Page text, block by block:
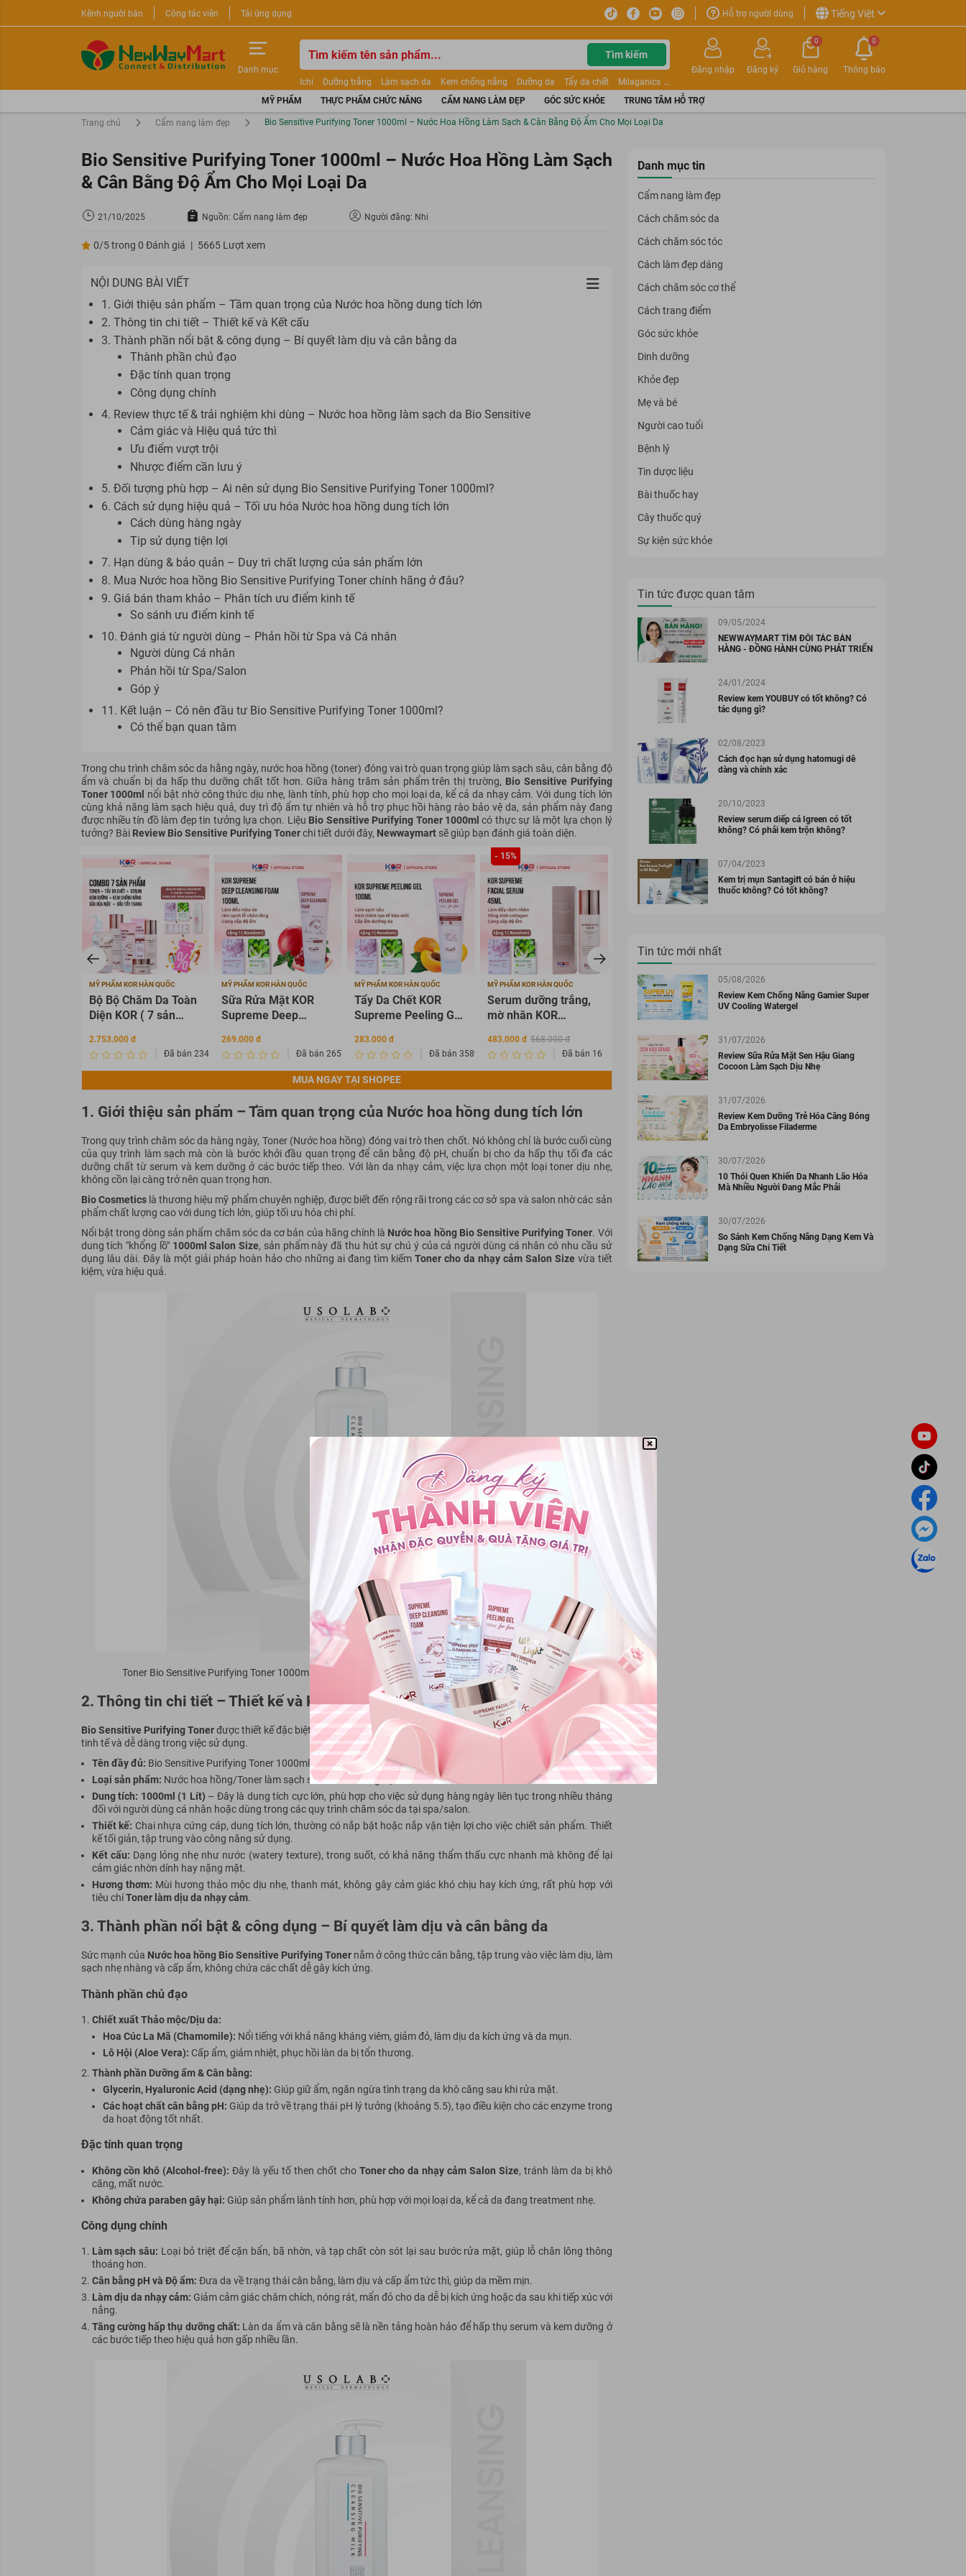
Kênh người bán Cộng tác viên Tải ứng dụng Hỗ trợ người dùng Tiếng Việt
Danh mục
Tìm kiếm
Ichi Dưỡng trắng Làm sạch da Kem chống nắng Dưỡng da Tẩy da chết
Milaganics
Nước tẩy trang
Kem trang điểm Dưỡng trắng Dior Mỹ phẩm Mặt nạ
Tinh chất
Sữa rửa mặt
Đăng nhập Đăng ký
0
Giỏ hàng Thông báo
0
MỸ PHẨM THỰC PHẨM CHỨC NĂNG CẨM NANG LÀM ĐẸP GÓC SỨC KHỎE TRUNG TÂM HỖ TRỢ
Trang chủ Cẩm nang làm đẹp Bio Sensitive Purifying Toner 1000ml – Nước Hoa Hồng Làm Sạch & Cân Bằng Độ Ẩm Cho Mọi Loại Da
Bio Sensitive Purifying Toner 1000ml – Nước Hoa Hồng Làm Sạch
& Cân Bằng Độ Ẩm Cho Mọi Loại Da
21/10/2025 Nguồn: Cẩm nang làm đẹp Người đăng: Nhi
0/5 trong 0 Đánh giá | 5665 Lượt xem
NỘI DUNG BÀI VIẾT
1. Giới thiệu sản phẩm – Tầm quan trọng của Nước hoa hồng dung tích lớn
2. Thông tin chi tiết – Thiết kế và Kết cấu
3. Thành phần nổi bật & công dụng – Bí quyết làm dịu và cân bằng da
Thành phần chủ đạo
Đặc tính quan trọng
Công dụng chính
4. Review thực tế & trải nghiệm khi dùng – Nước hoa hồng làm sạch da Bio Sensitive
Cảm giác và Hiệu quả tức thì
Ưu điểm vượt trội
Nhược điểm cần lưu ý
5. Đối tượng phù hợp – Ai nên sử dụng Bio Sensitive Purifying Toner 1000ml?
6. Cách sử dụng hiệu quả – Tối ưu hóa Nước hoa hồng dung tích lớn
Cách dùng hàng ngày
Tip sử dụng tiện lợi
7. Hạn dùng & bảo quản – Duy trì chất lượng của sản phẩm lớn
8. Mua Nước hoa hồng Bio Sensitive Purifying Toner chính hãng ở đâu?
9. Giá bán tham khảo – Phân tích ưu điểm kinh tế
So sánh ưu điểm kinh tế
10. Đánh giá từ người dùng – Phản hồi từ Spa và Cá nhân
Người dùng Cá nhân
Phản hồi từ Spa/Salon
Góp ý
11. Kết luận – Có nên đầu tư Bio Sensitive Purifying Toner 1000ml?
Có thể bạn quan tâm
Trong chu trình chăm sóc da hằng ngày, nước hoa hồng (toner) đóng vai trò quan trọng giúp làm sạch sâu, cân bằng độ
ẩm và chuẩn bị da hấp thu dưỡng chất tốt hơn. Giữa hàng trăm sản phẩm trên thị trường, Bio Sensitive Purifying
Toner 1000ml nổi bật nhờ công thức dịu nhẹ, lành tính, phù hợp cho mọi loại da, kể cả da nhạy cảm. Với dung tích lớn
cùng khả năng làm sạch hiệu quả, duy trì độ ẩm tự nhiên và hỗ trợ phục hồi hàng rào bảo vệ da, sản phẩm này đang
được nhiều tín đồ làm đẹp tin tưởng lựa chọn. Liệu Bio Sensitive Purifying Toner 1000ml có thực sự là một lựa chọn lý
tưởng? Bài Review Bio Sensitive Purifying Tonerchi tiết dưới đây, Newwaymartsẽ giúp bạn đánh giá toàn diện.
MỸ PHẨM KOR HÀN QUỐC
Bộ Bộ Chăm Da Toàn
Diện KOR ( 7 sản
2.753.000 đ
Đã bán 2345675
MỸ PHẨM KOR HÀN QUỐC
Sữa Rửa Mặt KOR
Supreme Deep
100ml
269.000 đ
Đã bán 2657268
MỸ PHẨM KOR HÀN QUỐC
Tẩy Da Chết KOR
Supreme Peeling Gel
283.000 đ
Đã bán 3589875
- 15%
MỸ PHẨM KOR HÀN QUỐC
Serum dưỡng trắng,
mờ nhăn KOR
SERUM Hàn Quốc
45ml
483.000 đ 568.000 đ
Đã bán 16
MỸ PHẨM KOR HÀN QUỐC
Toner cấp ẩm, dưỡng
da chuyên sâu KOR
TONER Hàn Quốc
120ml
469.000 đ
Đã bán 9
MỸ PHẨM KOR HÀN QUỐC
Kem dưỡng da KOR
SUPREME FACIAL
50ml
555.000 đ
Đã bán 11
MUA NGAY TẠI SHOPEE
1. Giới thiệu sản phẩm – Tầm quan trọng của Nước hoa hồng dung tích lớn
Trong quy trình chăm sóc da hàng ngày, Toner (Nước hoa hồng) đóng vai trò then chốt. Nó không chỉ là bước cuối cùng
của quy trình làm sạch mà còn là bước khởi đầu quan trọng để cân bằng độ pH, chuẩn bị cho da hấp thụ tối đa các
dưỡng chất từ serum và kem dưỡng ở các bước tiếp theo. Với làn da nhạy cảm, việc lựa chọn một loại toner dịu nhẹ,
không cồn lại càng trở nên quan trọng hơn.
Bio Cosmeticslà thương hiệu mỹ phẩm chuyên nghiệp, được biết đến rộng rãi trong các cơ sở spa và salon nhờ các sản
phẩm chất lượng cao với dung tích lớn, giúp tối ưu hóa chi phí.
Nổi bật trong dòng sản phẩm chăm sóc da cơ bản của hãng chính là Nước hoa hồng Bio Sensitive Purifying Toner. Với
dung tích "khổng lồ" 1000ml Salon Size, sản phẩm này đã thu hút sự chú ý của cả người dùng cá nhân có nhu cầu sử
dụng lâu dài. Đây là một giải pháp hoàn hảo cho những ai đang tìm kiếm Toner cho da nhạy cảm Salon Size vừa tiết
kiệm, vừa hiệu quả.
Toner Bio Sensitive Purifying Toner 1000ml giúp làm sạch sâu, cân bằng độ ẩm và làm dịu da hiệu quả
2. Thông tin chi tiết – Thiết kế và Kết cấu
Bio Sensitive Purifying Tonerđược thiết kế đặc biệt để phục vụ nhu cầu làm đẹp chuyên nghiệp, nhưng vẫn đảm bảo sự
tinh tế và dễ dàng trong việc sử dụng.
Tên đầy đủ: Bio Sensitive Purifying Toner 1000ml Salon Size.
Loại sản phẩm: Nước hoa hồng/Toner làm sạch sâu và cân bằng độ ẩm.
Dung tích: 1000ml (1 Lít) – Đây là dung tích cực lớn, phù hợp cho việc sử dụng hàng ngày liên tục trong nhiều tháng
đối với người dùng cá nhân hoặc dùng trong các quy trình chăm sóc da tại spa/salon.
Thiết kế: Chai nhựa cứng cáp, dung tích lớn, thường có nắp bật hoặc nắp vặn tiện lợi cho việc chiết sản phẩm. Thiết
kế tối giản, tập trung vào công năng sử dụng.
Kết cấu: Dạng lỏng nhẹ như nước (watery texture), trong suốt, có khả năng thẩm thấu cực nhanh mà không để lại
cảm giác nhờn dính hay nặng mặt.
Hương thơm: Mùi hương thảo mộc dịu nhẹ, thanh mát, không gây cảm giác khó chịu hay kích ứng, rất phù hợp với
tiêu chíToner làm dịu da nhạy cảm.
3. Thành phần nổi bật & công dụng – Bí quyết làm dịu và cân bằng da
Sức mạnh của Nước hoa hồng Bio Sensitive Purifying Tonernằm ở công thức cân bằng, tập trung vào việc làm dịu, làm
sạch nhẹ nhàng và cấp ẩm, không chứa các chất dễ gây kích ứng.
Thành phần chủ đạo
Chiết xuất Thảo mộc/Dịu da:
Hoa Cúc La Mã (Chamomile): Nổi tiếng với khả năng kháng viêm, giảm đỏ, làm dịu da kích ứng và da mụn.
Lô Hội (Aloe Vera): Cấp ẩm, giảm nhiệt, phục hồi làn da bị tổn thương.
Thành phần Dưỡng ẩm & Cân bằng:
Glycerin, Hyaluronic Acid (dạng nhẹ): Giúp giữ ẩm, ngăn ngừa tình trạng da khô căng sau khi rửa mặt.
Các hoạt chất cân bằng pH: Giúp da trở về trạng thái pH lý tưởng (khoảng 5.5), tạo điều kiện cho các enzyme trong
da hoạt động tốt nhất.
Đặc tính quan trọng
Không cồn khô (Alcohol-free): Đây là yếu tố then chốt cho Toner cho da nhạy cảm Salon Size, tránh làm da bị khô
căng, mất nước.
Không chứa paraben gây hại: Giúp sản phẩm lành tính hơn, phù hợp với mọi loại da, kể cả da đang treatment nhẹ.
Công dụng chính
Làm sạch sâu: Loại bỏ triệt để cặn bẩn, bã nhờn, và tạp chất còn sót lại sau bước rửa mặt, giúp lỗ chân lông thông
thoáng hơn.
Cân bằng pH và Độ ẩm: Đưa da về trạng thái cân bằng, làm dịu và cấp ẩm tức thì, giúp da mềm mịn.
Làm dịu da nhạy cảm: Giảm cảm giác châm chích, nóng rát, mẩn đỏ cho da dễ bị kích ứng hoặc da sau khi tiếp xúc với
nắng.
Tăng cường hấp thụ dưỡng chất: Làn da ẩm và cân bằng sẽ là nền tảng hoàn hảo để hấp thụ serum và kem dưỡng ở
các bước tiếp theo hiệu quả hơn gấp nhiều lần.
Danh mục tin
Cẩm nang làm đẹp
Cách chăm sóc da
Cách chăm sóc tóc
Cách làm đẹp dáng
Cách chăm sóc cơ thể
Cách trang điểm
Góc sức khỏe
Dinh dưỡng
Khỏe đẹp
Mẹ và bé
Người cao tuổi
Bệnh lý
Tin dược liệu
Bài thuốc hay
Cây thuốc quý
Sự kiện sức khỏe
Tin tức được quan tâm
09/05/2024
NEWWAYMART TÌM ĐỐI TÁC BÁN
HÀNG - ĐỒNG HÀNH CÙNG PHÁT TRIỂN
24/01/2024
Review kem YOUBUY có tốt không? Có
tác dụng gì?
02/08/2023
Cách đọc hạn sử dụng hatomugi dễ
dàng và chính xác
20/10/2023
Review serum diếp cá Igreen có tốt
không? Có phải kem trộn không?
07/04/2023
Kem trị mụn Santagift có bán ở hiệu
thuốc không? Có tốt không?
Tin tức mới nhất
05/08/2026
Review Kem Chống Nắng Garnier Super
UV Cooling Watergel
31/07/2026
Review Sữa Rửa Mặt Sen Hậu Giang
Cocoon Làm Sạch Dịu Nhẹ
31/07/2026
Review Kem Dưỡng Trẻ Hóa Căng Bóng
Da Embryolisse Filaderme
30/07/2026
10 Thói Quen Khiến Da Nhanh Lão Hóa
Mà Nhiều Người Đang Mắc Phải
30/07/2026
So Sánh Kem Chống Nắng Dạng Kem Và
Dạng Sữa Chi Tiết